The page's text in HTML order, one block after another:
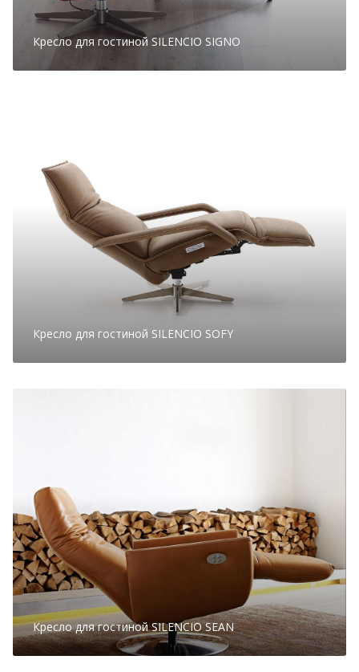
Кресло для гостиной SILENCIO SIGNO
Кресло для гостиной SILENCIO SOFY
Кресло для гостиной SILENCIO SEAN